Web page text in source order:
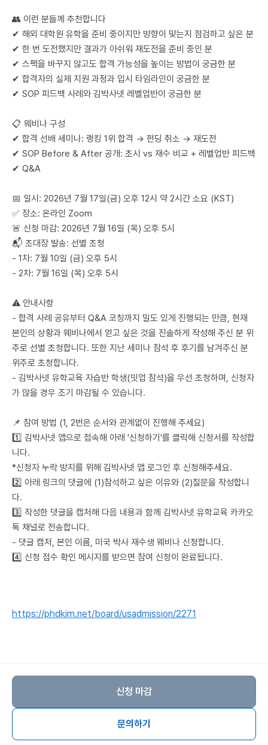
👥 이런 분들께 추천합니다
✔ 해외 대학원 유학을 준비 중이지만 방향이 맞는지 점검하고 싶은 분
✔ 한 번 도전했지만 결과가 아쉬워 재도전을 준비 중인 분
✔ 스펙을 바꾸지 않고도 합격 가능성을 높이는 방법이 궁금한 분
✔ 합격자의 실제 지원 과정과 입시 타임라인이 궁금한 분
✔ SOP 피드백 사례와 김박사넷 레벨업반이 궁금한 분
📋 웨비나 구성
✔ 합격 선배 세미나: 랭킹 1위 합격 → 펀딩 취소 → 재도전
✔ SOP Before & After 공개: 초시 vs 재수 비교 + 레벨업반 피드백
✔ Q&A
📅 일시: 2026년 7월 17일(금) 오후 12시 약 2시간 소요 (KST)
✅ 장소: 온라인 Zoom
🚨 신청 마감: 2026년 7월 16일 (목) 오후 5시
📬 초대장 발송: 선별 초청
- 1차: 7월 10일 (금) 오후 5시
- 2차: 7월 16일 (목) 오후 5시
⚠️ 안내사항
- 합격 사례 공유부터 Q&A 코칭까지 밀도 있게 진행되는 만큼, 현재
본인의 상황과 웨비나에서 얻고 싶은 것을 진솔하게 작성해 주신 분 위
주로 선별 초청합니다. 또한 지난 세미나 참석 후 후기를 남겨주신 분
위주로 초청합니다.
- 김박사넷 유학교육 자습반 학생(밋업 참석)을 우선 초청하며, 신청자
가 많을 경우 조기 마감될 수 있습니다.
📌 참여 방법 (1, 2번은 순서와 관계없이 진행해 주세요)
1️⃣ 김박사넷 앱으로 접속해 아래 '신청하기'를 클릭해 신청서를 작성합
니다.
*신청자 누락 방지를 위해 김박사넷 앱 로그인 후 신청해주세요.
2️⃣ 아래 링크의 댓글에 (1)참석하고 싶은 이유와 (2)질문을 작성합니
다.
3️⃣ 작성한 댓글을 캡처해 다음 내용과 함께 김박사넷 유학교육 카카오
톡 채널로 전송합니다.
- 댓글 캡처, 본인 이름, 미국 박사 재수생 웨비나 신청합니다.
4️⃣ 신청 접수 확인 메시지를 받으면 참여 신청이 완료됩니다.
https://phdkim.net/board/usadmission/2271
신청 마감
문의하기